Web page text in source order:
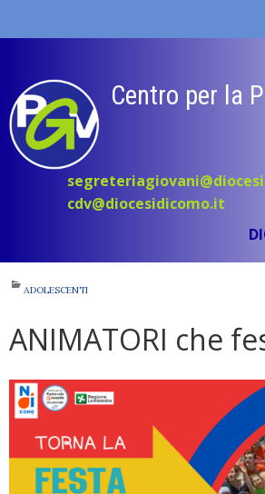
Centro per la
cdv@diocesidicomo.it
ADOLESCENTI
ANIMATORI che